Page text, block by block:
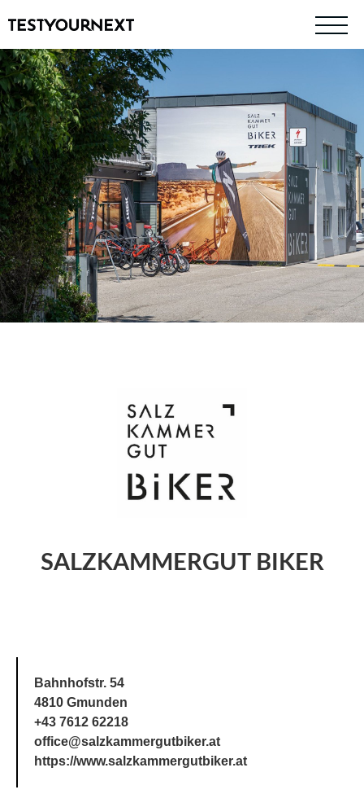
SALZKAMMERGUT BIKER
Bahnhofstr. 54
4810 Gmunden
+43 7612 62218
office@salzkammergutbiker.at
https://www.salzkammergutbiker.at